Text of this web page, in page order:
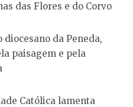
das Flores e do Corvo
diocesano da Peneda,
paisagem e pela
Católica lamenta